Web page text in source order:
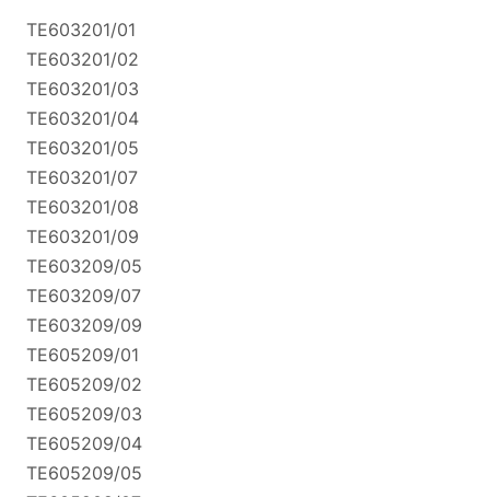
TE603201/01
TE603201/02
TE603201/03
TE603201/04
TE603201/05
TE603201/07
TE603201/08
TE603201/09
TE603209/05
TE603209/07
TE603209/09
TE605209/01
TE605209/02
TE605209/03
TE605209/04
TE605209/05